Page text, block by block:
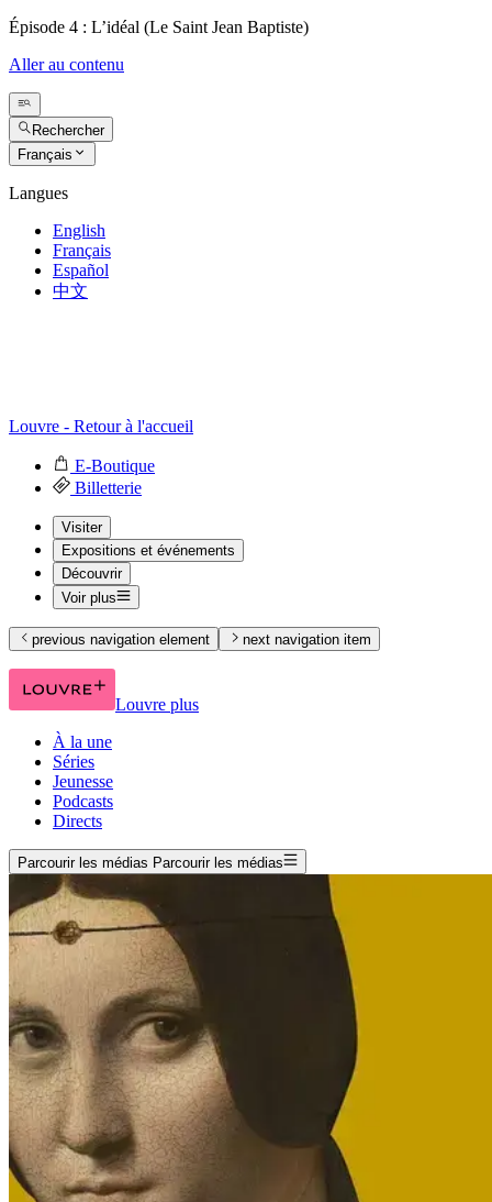
Épisode 4 : L’idéal (Le Saint Jean Baptiste)
Aller au contenu
Rechercher
Français
Langues
English
Français
Español
中文
Louvre - Retour à l'accueil
E-Boutique
Billetterie
Visiter
Expositions et événements
Découvrir
Voir plus
previous navigation element next navigation item
Louvre plus
À la une
Séries
Jeunesse
Podcasts
Directs
Parcourir les médias Parcourir les médias